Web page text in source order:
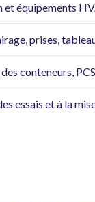
équipements
prises,
conteneurs,
essais et à la